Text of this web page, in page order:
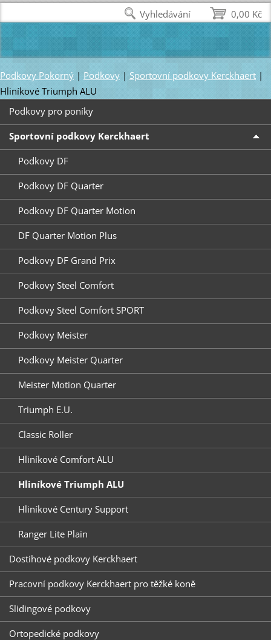
Podkovy Pokorný | Podkovy | Sportovní podkovy Kerckhaert |
Hliníkové Triumph ALU
Podkovy pro poníky
Sportovní podkovy Kerckhaert
Podkovy DF
Podkovy DF Quarter
Podkovy DF Quarter Motion
DF Quarter Motion Plus
Podkovy DF Grand Prix
Podkovy Steel Comfort
Podkovy Steel Comfort SPORT
Podkovy Meister
Podkovy Meister Quarter
Meister Motion Quarter
Triumph E.U.
Classic Roller
Hliníkové Comfort ALU
Hliníkové Triumph ALU
Hliníkové Century Support
Ranger Lite Plain
Dostihové podkovy Kerckhaert
Pracovní podkovy Kerckhaert pro těžké koně
Slidingové podkovy
Ortopedické podkovy
0,00 Kč
Vyhledávání